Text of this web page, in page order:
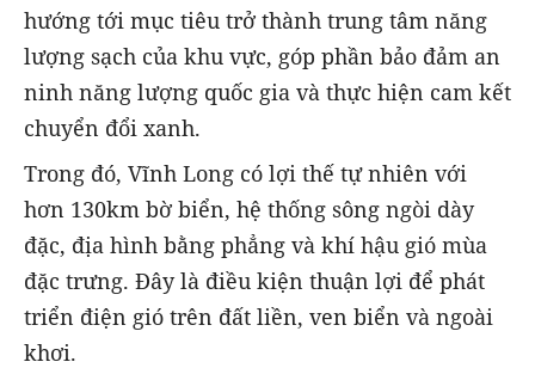
hướng tới mục tiêu trở thành trung tâm năng
lượng sạch của khu vực, góp phần bảo đảm an
ninh năng lượng quốc gia và thực hiện cam kết
chuyển đổi xanh.
Trong đó, Vĩnh Long có lợi thế tự nhiên với
hơn 130km bờ biển, hệ thống sông ngòi dày
đặc, địa hình bằng phẳng và khí hậu gió mùa
đặc trưng. Đây là điều kiện thuận lợi để phát
triển điện gió trên đất liền, ven biển và ngoài
khơi.